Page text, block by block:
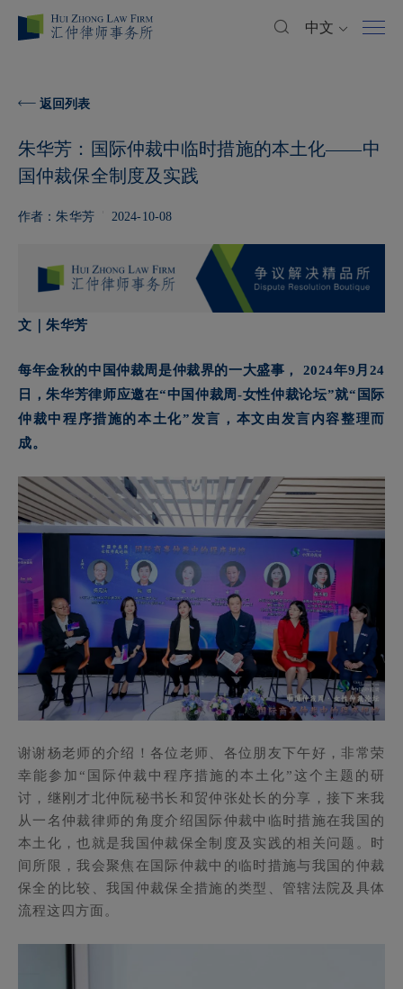
中文
返回列表
朱华芳：国际仲裁中临时措施的本土化——中
国仲裁保全制度及实践
作者：朱华芳 2024-10-08
文｜朱华芳
每年金秋的中国仲裁周是仲裁界的一大盛事， 2024年9月24
日，朱华芳律师应邀在“中国仲裁周-女性仲裁论坛”就“国际
仲裁中程序措施的本土化”发言，本文由发言内容整理而
成。
谢谢杨老师的介绍！各位老师、各位朋友下午好，非常荣
幸能参加“国际仲裁中程序措施的本土化”这个主题的研
讨，继刚才北仲阮秘书长和贸仲张处长的分享，接下来我
从一名仲裁律师的角度介绍国际仲裁中临时措施在我国的
本土化，也就是我国仲裁保全制度及实践的相关问题。时
间所限，我会聚焦在国际仲裁中的临时措施与我国的仲裁
保全的比较、我国仲裁保全措施的类型、管辖法院及具体
流程这四方面。